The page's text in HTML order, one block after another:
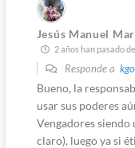
Jesús Manuel
2 años han pasado
Responde a
Bueno, la
usar sus poderes
Vengadores siendo
claro), luego ya si